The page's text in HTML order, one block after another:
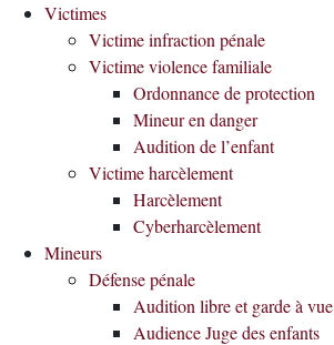
Victimes
Victime infraction pénale
Victime violence familiale
Ordonnance de protection
Mineur en danger
Audition de l’enfant
Victime harcèlement
Harcèlement
Cyberharcèlement
Mineurs
Défense pénale
Audition libre et garde à vue
Audience Juge des enfants